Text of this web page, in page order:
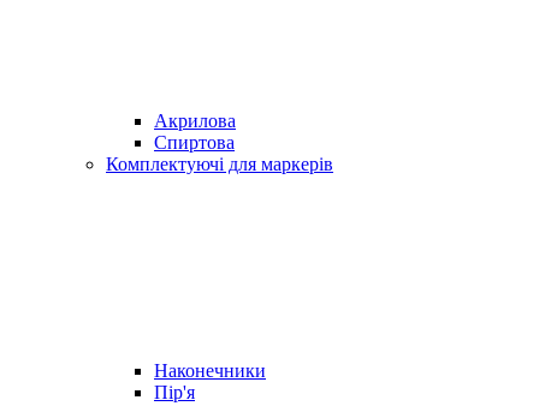
Акрилова
Спиртова
Комплектуючі для маркерів
Наконечники
Пір'я